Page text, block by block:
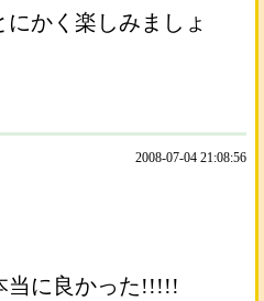
かく楽しみましょ
2008-07-04 21:08:56
当に良かった!!!!!